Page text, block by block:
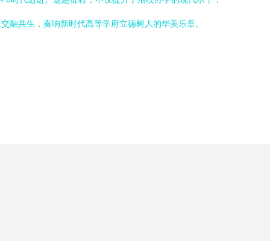
共生，奏响新时代高等学府立德树人的华美乐章。